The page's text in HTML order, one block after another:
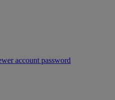
account password